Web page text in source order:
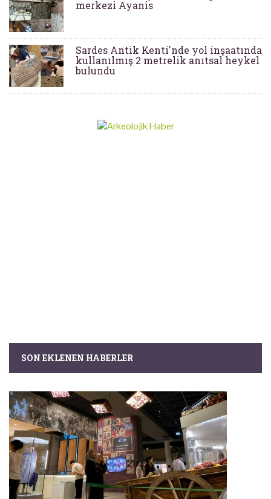
merkezi Ayanis
Sardes Antik Kenti'nde yol inşaatında
kullanılmış 2 metrelik anıtsal heykel
bulundu
SON EKLENEN HABERLER